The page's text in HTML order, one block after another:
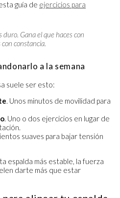
guía de ejercicios para
duro. Gana el que haces con
constancia.
a la semana
suele ser esto:
. Unos minutos de movilidad para
. Uno o dos ejercicios en lugar de
suaves para bajar tensión
espalda más estable, la fuerza
darte más que estar